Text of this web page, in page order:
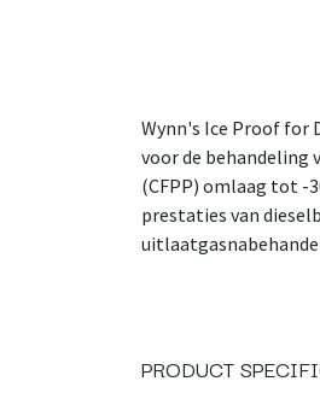
Wynn's Ice Proof for
voor de
(CFPP) omlaag tot -
prestaties van
PRODUCT